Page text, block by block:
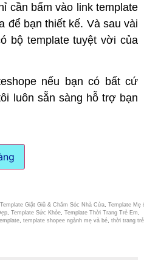
cần bấm vào link template
để bạn thiết kế. Và sau vài
bộ template tuyệt vời của
nếu bạn có bất cứ
luôn sẵn sàng hỗ trợ bạn
Template Giặt Giũ & Chăm Sóc Nhà Cửa Template Mẹ
Template Sức Khỏe Template Thời Trang Trẻ Em
template shopee ngành mẹ và bé thời trang trẻ